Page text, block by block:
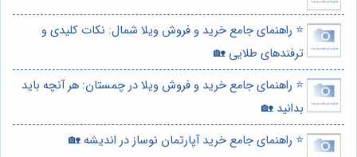
⭐️ راهنمای جامع خرید و فروش ویلا شمال: نکات کلیدی و
ترفندهای طلایی 🏡
⭐️ راهنمای جامع خرید و فروش ویلا در چمستان: هر آنچه باید
بدانید 🏡
⭐️ راهنمای جامع خرید آپارتمان نوساز در اندیشه 🏡